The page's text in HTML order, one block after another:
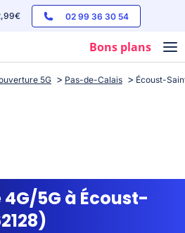
02 99 36 30 54
Bons plans
5G Pas-de-Calais Écoust-
5G à Écoust-